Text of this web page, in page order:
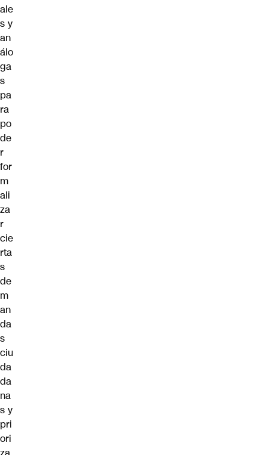
ale
s y
an
álo
ga
s
pa
ra
po
de
r
for
m
ali
za
r
cie
rta
s
de
m
an
da
s
ciu
da
da
na
s y
pri
ori